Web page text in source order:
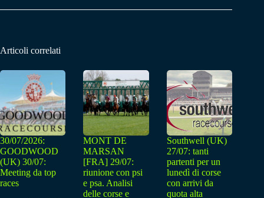
Articoli correlati
30/07/2026:
GOODWOOD
(UK) 30/07:
Meeting da top
races
MONT DE
MARSAN
[FRA] 29/07:
riunione con psi
e psa. Analisi
delle corse e
Southwell (UK)
27/07: tanti
partenti per un
lunedì di corse
con arrivi da
quota alta